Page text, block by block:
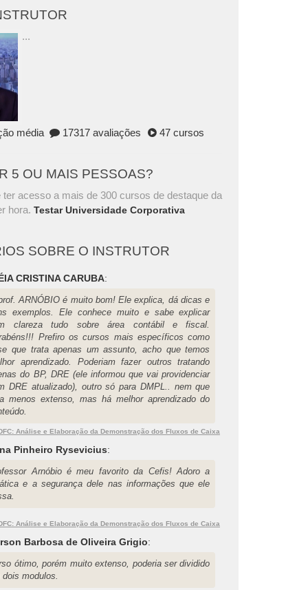
...
média 17317 avaliações 47 cursos
5 OU MAIS PESSOAS?
ter acesso a mais de 300 cursos de destaque da
hora.Testar Universidade Corporativa
SOBRE O INSTRUTOR
CRISTINA CARUBA:
ARNÓBIO é muito bom! Ele explica, dá dicas e
exemplos. Ele conhece muito e sabe explicar
clareza tudo sobre área contábil e fiscal.
Prefiro os cursos mais específicos como
que trata apenas um assunto, acho que temos
aprendizado. Poderiam fazer outros tratando
do BP, DRE (ele informou que vai providenciar
DRE atualizado), outro só para DMPL.. nem que
menos extenso, mas há melhor aprendizado do
Análise e Elaboração da Demonstração dos Fluxos de Caixa
Pinheiro Rysevicius:
Arnóbio é meu favorito da Cefis! Adoro a
e a segurança dele nas informações que ele
Análise e Elaboração da Demonstração dos Fluxos de Caixa
Barbosa de Oliveira Grigio:
ótimo, porém muito extenso, poderia ser dividido
dois modulos.